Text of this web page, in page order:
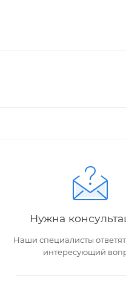
Нужна
Наши специалисты
интересующий